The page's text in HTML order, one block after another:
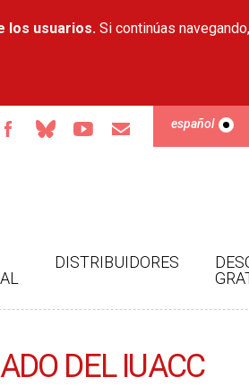
los usuarios. Si continúas
español
DISTRIBUIDORES
DEL IUACC